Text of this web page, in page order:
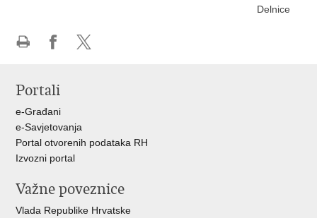
Delnice
Facebooku
Portali
e-Građani
e-Savjetovanja
Portal otvorenih podataka RH
Izvozni portal
Važne poveznice
Vlada Republike Hrvatske